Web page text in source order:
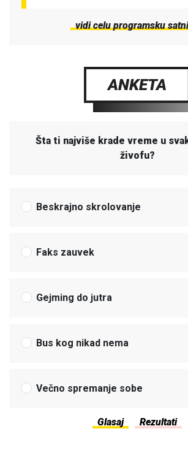
vidi celu programsku
ANKETA
Šta ti najviše krade vreme u
živofu?
Beskrajno skrolovanje
Faks zauvek
Gejming do jutra
Bus kog nikad nema
Večno spremanje sobe